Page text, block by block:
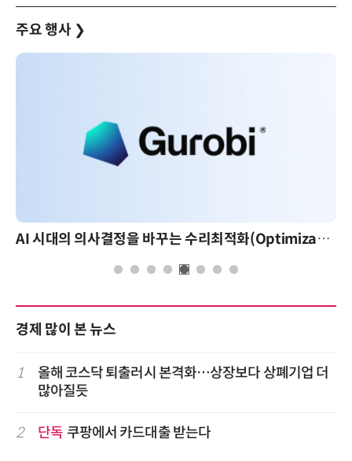
주요 행사 ❯
AI 핀옵스 실전 세미나: 폭증하는 AI 토큰 비용 관리 전략
경제 많이 본 뉴스
1
올해 코스닥 퇴출러시 본격화…상장보다 상폐기업 더
많아질듯
2 단독 쿠팡에서 카드대출 받는다